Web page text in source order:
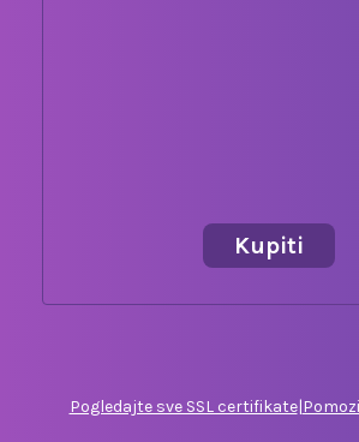
Kupiti
Pogledajte sve SSL certifikate|